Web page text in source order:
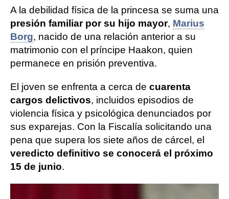
A la debilidad física de la princesa se suma una
presión familiar por su hijo mayor, Marius
Borg, nacido de una relación anterior a su
matrimonio con el príncipe Haakon, quien
permanece en prisión preventiva.
El joven se enfrenta a cerca de cuarenta
cargos delictivos, incluidos episodios de
violencia física y psicológica denunciados por
sus exparejas. Con la Fiscalía solicitando una
pena que supera los siete años de cárcel, el
veredicto definitivo se conocerá el próximo
15 de junio.